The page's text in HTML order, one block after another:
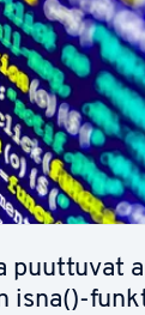
puuttuvat
isna()-